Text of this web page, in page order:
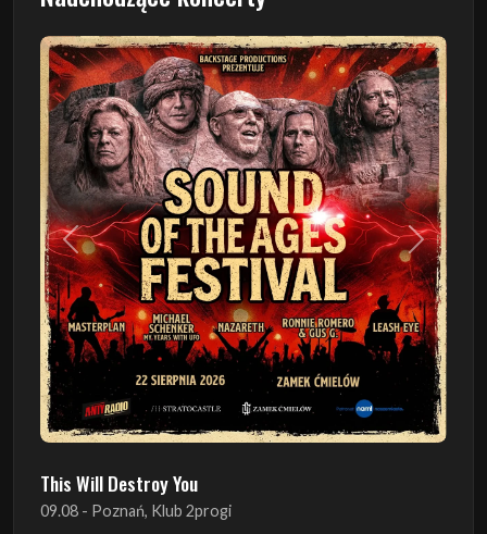
Poprzedni Następny
This Will Destroy You
09.08 - Poznań, Klub 2progi